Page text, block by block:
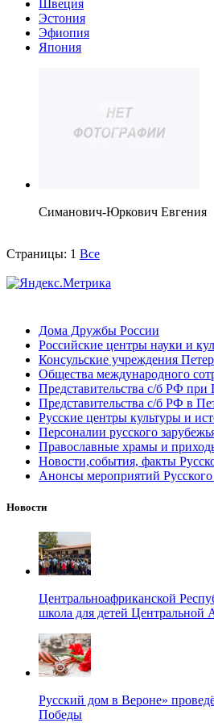
Швеция
Эстония
Эфиопия
Япония
Симанович-Юркович Евгения
Страницы: 1 Все
Дома Дружбы России
Российские центры науки и
Консульские учреждения
Общества международного
Представительства с/б РФ при
Представительства с/б РФ в
Русские центры культуры и
Персоналии русского
Православные храмы и
Новости,события, факты
Анонсы мероприятий Русского
Новости
Центральноафриканской
школа для детей Центральной
Русский дом в Вероне»
Победы